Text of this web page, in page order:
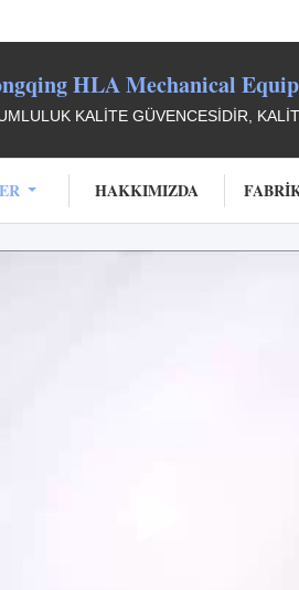
HLA Mechanical
KALITE GÜVENCESIDIR,
HAKKIMIZDA